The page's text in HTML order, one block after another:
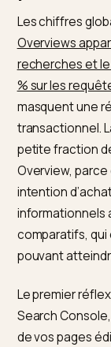
nuancée, et
comment lire
Mesurer
peur
Les chiffres
Overviews
recherches et
% sur les
masquent
petite fraction
Overview,